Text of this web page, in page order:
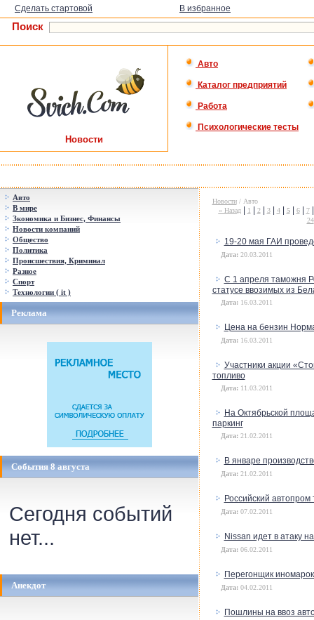
Сделать стартовой В избранное
Поиск
Новости
Авто
Каталог предприятий
Работа
Психологические тесты
Авто
В мире
Зкономика и Бизнес, Финансы
Новости компаний
Общество
Политика
Происшествия, Криминал
Разное
Спорт
Технологии ( it )
Реклама
События 8 августа
Сегодня событий
нет...
Анекдот
Новости/ Авто
« Назад| 1 2| 3| 4| 5| 6| 7
24
19-20 мая ГАИ
Дата: 20.03.2011
С 1 апреля таможня
статусе ввозимых из
Дата: 16.03.2011
Цена на бензин
Дата: 16.03.2011
Участники акции
топливо
Дата: 11.03.2011
На Октябрьской
паркинг
Дата: 21.02.2011
В январе
Дата: 21.02.2011
Российский
Дата: 07.02.2011
Nissan идет в атаку
Дата: 06.02.2011
Перегонщик
Дата: 04.02.2011
Пошлины на ввоз